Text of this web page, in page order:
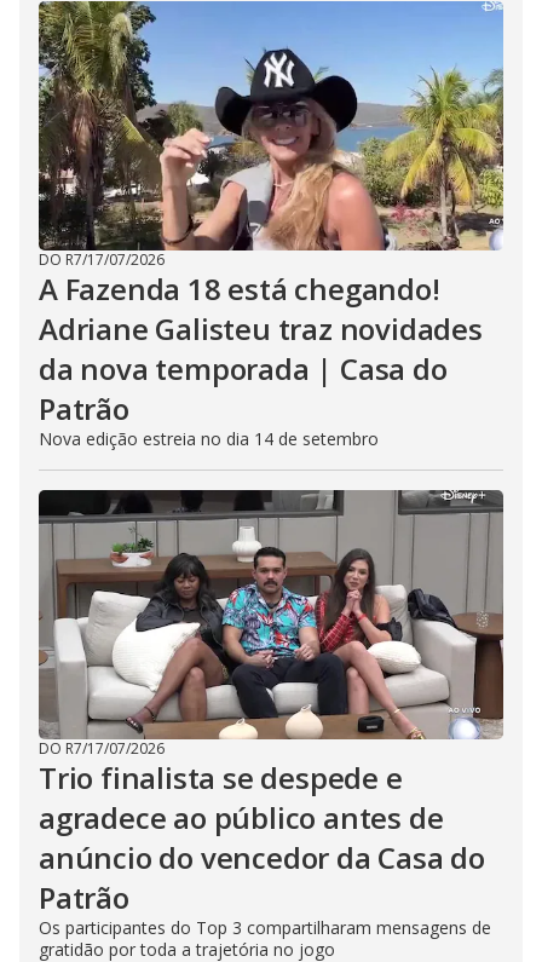
DO R7/17/07/2026
A Fazenda 18 está chegando!
Adriane Galisteu traz novidades
da nova temporada | Casa do
Patrão
Nova edição estreia no dia 14 de setembro
DO R7/17/07/2026
Trio finalista se despede e
agradece ao público antes de
anúncio do vencedor da Casa do
Patrão
Os participantes do Top 3 compartilharam mensagens de
gratidão por toda a trajetória no jogo